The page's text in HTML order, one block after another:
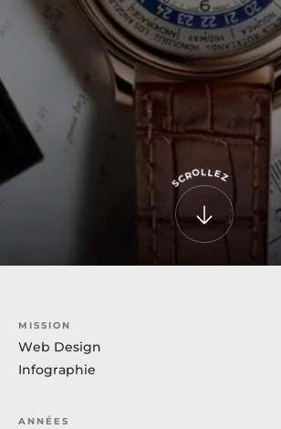
SCROLLEZ
MISSION
Web Design
Infographie
ANNÉES